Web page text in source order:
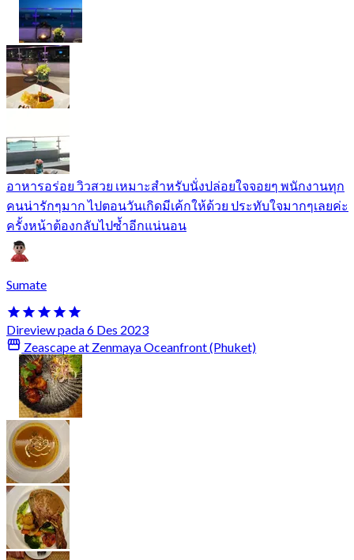
อาหารอร่อย วิวสวย เหมาะสำหรับนั่งปล่อยใจจอยๆ พนักงานทุก
คนน่ารักๆมาก ไปตอนวันเกิดมีเค้กให้ด้วย ประทับใจมากๆเลยค่ะ
ครั้งหน้าต้องกลับไปซ้ำอีกแน่นอน
Sumate
Direview pada 6 Des 2023
Zeascape at Zenmaya Oceanfront (Phuket)